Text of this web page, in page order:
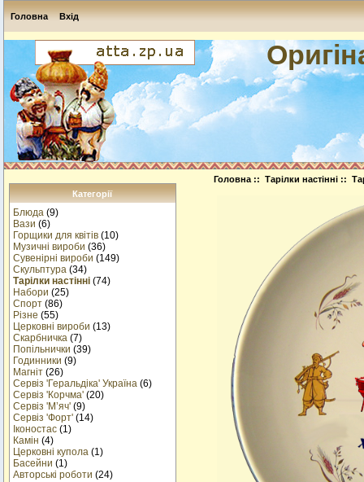
Головна Вхід
Категорії
Блюда (9)
Вази (6)
Горщики для квітів (10)
Музичнi вироби (36)
Сувенірні вироби (149)
Скульптура (34)
Тарілки настінні (74)
Набори (25)
Спорт (86)
Різне (55)
Церковні вироби (13)
Cкарбничка (7)
Попільнички (39)
Годинники (9)
Магніт (26)
Сервіз 'Геральдіка' Україна (6)
Сервіз 'Корчма' (20)
Сервіз 'М’яч' (9)
Сервіз 'Форт' (14)
Іконостас (1)
Камін (4)
Церковні купола (1)
Басейни (1)
Авторські роботи (24)
Головна ::Тарілки настінні ::